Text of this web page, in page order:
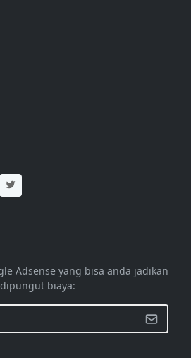
Adsense yang bisa anda jadikan
biaya: